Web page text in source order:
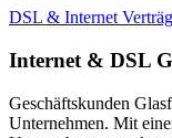
DSL & Internet
Internet & DSL
Geschäftskunden
Unternehmen. Mit